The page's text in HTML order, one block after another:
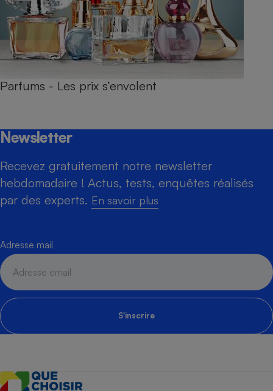
Parfums - Les prix s’envolent
Newsletter
Recevez gratuitement notre newsletter
hebdomadaire ! Actus, tests, enquêtes réalisés
par des experts. En savoir plus
Adresse mail
S'inscrire